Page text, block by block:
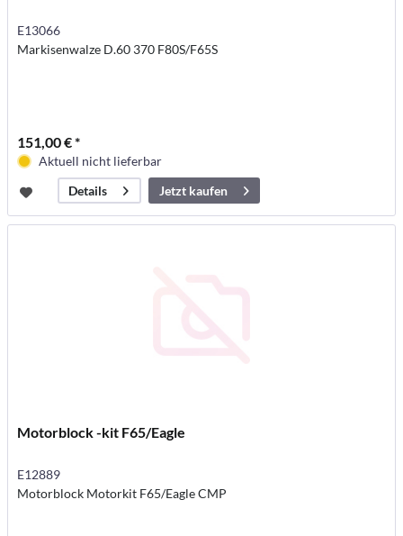
E13066
Markisenwalze D.60 370 F80S/F65S
151,00 € *
Aktuell nicht lieferbar
Details
Jetzt kaufen
Motorblock -kit F65/Eagle
E12889
Motorblock Motorkit F65/Eagle CMP